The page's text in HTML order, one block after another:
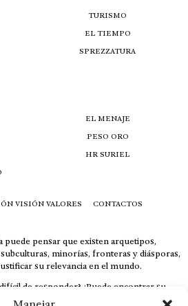
TURISMO
EL TIEMPO
SPREZZATURA
EL MENAJE
PESO ORO
HR SURIEL
VISIÓN VALORES CONTACTOS
puede pensar que existen arquetipos,
minorías, fronteras y diásporas,
su relevancia en el mundo.
de responder? ¿Puede encontrar su
al receptor cuestionado espacio y